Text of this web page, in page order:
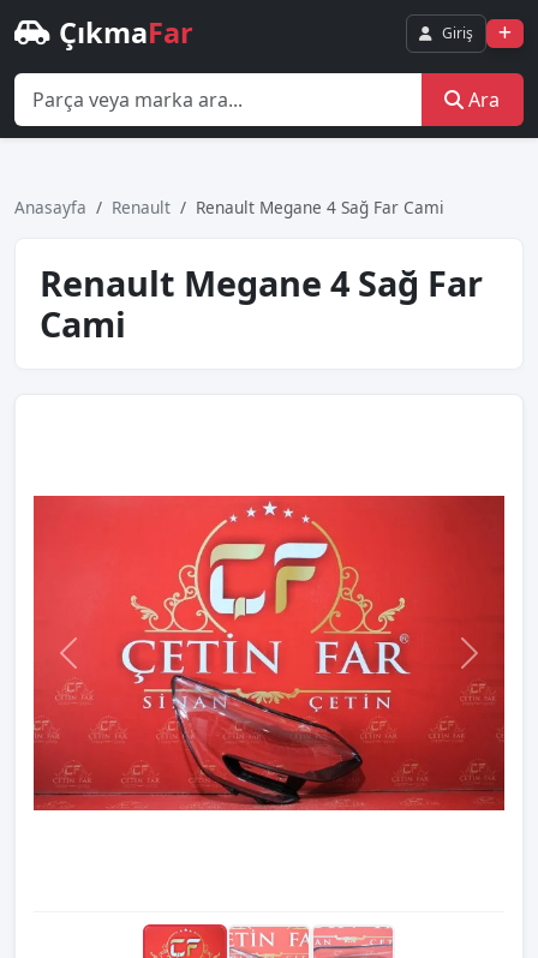
ÇıkmaFar Giriş
Ara
Anasayfa Renault Renault Megane 4 Sağ Far Cami
Renault Megane 4 Sağ Far
Cami